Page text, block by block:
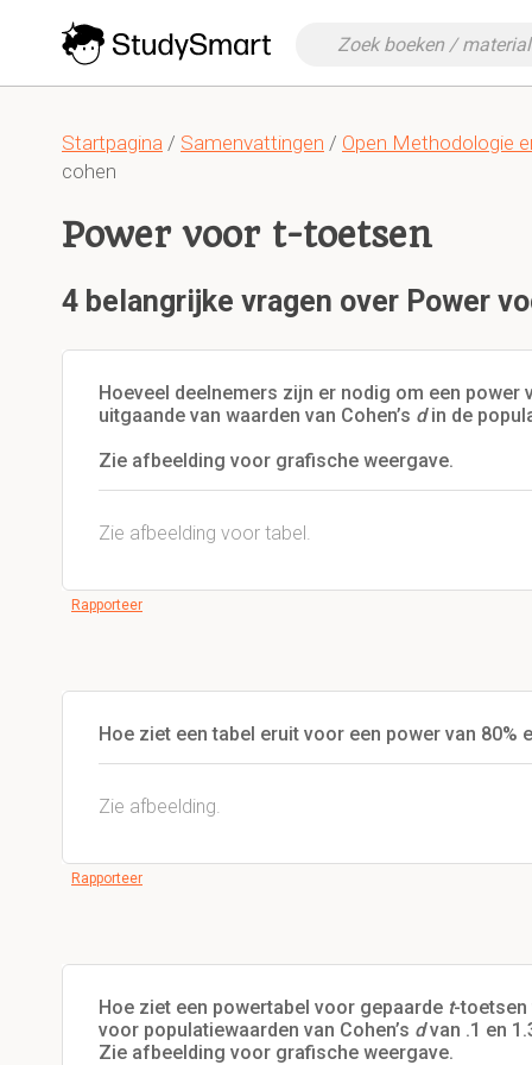
Startpagina / Samenvattingen / Open Methodologie
cohen
Power voor t-toetsen
4 belangrijke vragen over Power
Hoeveel deelnemers zijn er nodig om een power
uitgaande van waarden van Cohen’s din de
Zie afbeelding voor grafische weergave.
Zie afbeelding voor tabel.
Rapporteer
Hoe ziet een tabel eruit voor een power van 80%
Zie afbeelding.
Rapporteer
Hoe ziet een powertabel voor gepaarde t-toetsen
voor populatiewaarden van Cohen’s dvan .1 en
Zie afbeelding voor grafische weergave.